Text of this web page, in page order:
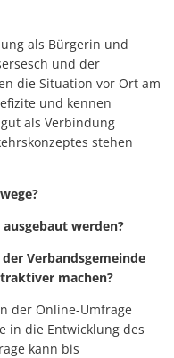
als Bürgerin und
und der
die Situation vor Ort am
und kennen
als Verbindung
stehen
werden?
Verbandsgemeinde
machen?
der Online-Umfrage
in die Entwicklung des
kann bis